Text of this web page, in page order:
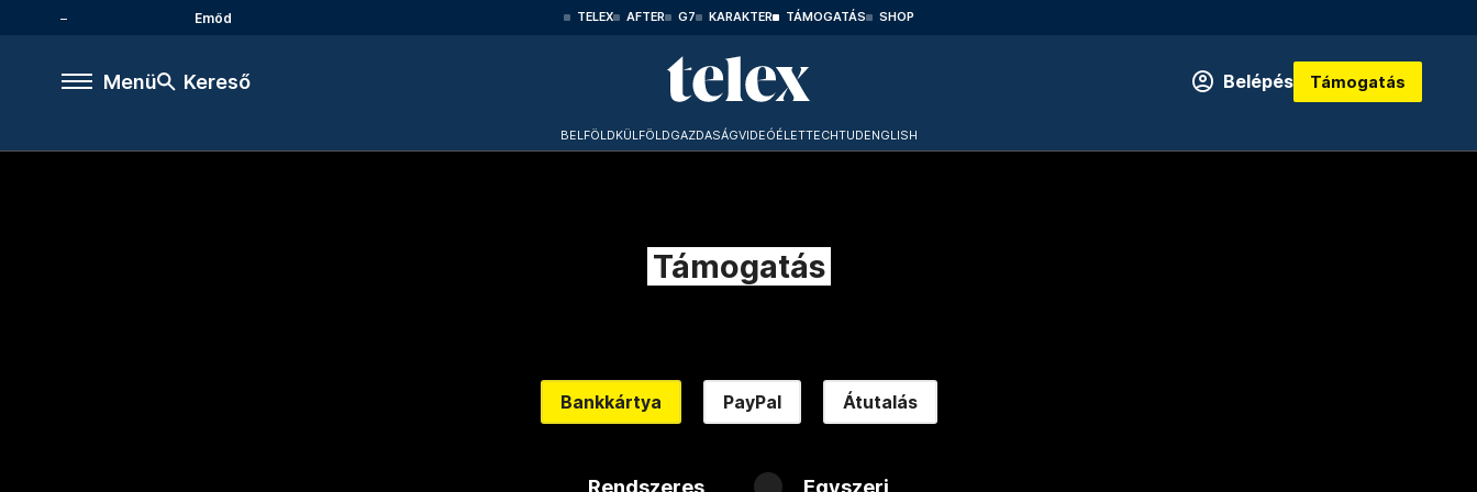
Emőd TELEX AFTER G7 KARAKTER TÁMOGATÁS SHOP
Menü Kereső Belépés Támogatás
BELFÖLDKÜLFÖLDGAZDASÁGVIDEÓÉLETTECHTUDENGLISH
Támogatás
Bankkártya PayPal Átutalás
Rendszeres Egyszeri